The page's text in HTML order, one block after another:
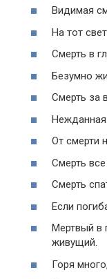
Видимая
На тот
Смерть в
Безумно
Смерть за
Нежданная
От смерти
Смерть
Смерть
Если
Мертвый в
живущий.
Горя